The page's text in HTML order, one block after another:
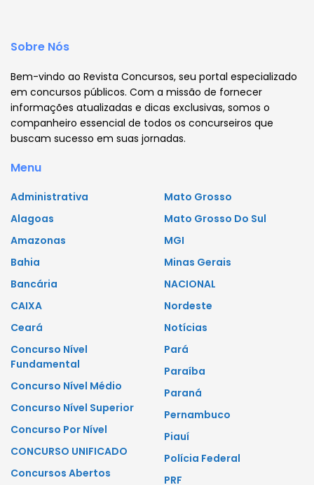
Sobre Nós
Bem-vindo ao Revista Concursos, seu portal especializado
em concursos públicos. Com a missão de fornecer
informações atualizadas e dicas exclusivas, somos o
companheiro essencial de todos os concurseiros que
buscam sucesso em suas jornadas.
Menu
Administrativa
Alagoas
Amazonas
Bahia
Bancária
CAIXA
Ceará
Concurso Nível
Fundamental
Concurso Nível Médio
Concurso Nível Superior
Concurso Por Nível
CONCURSO UNIFICADO
Concursos Abertos
Mato Grosso
Mato Grosso Do Sul
MGI
Minas Gerais
NACIONAL
Nordeste
Notícias
Pará
Paraíba
Paraná
Pernambuco
Piauí
Polícia Federal
PRF